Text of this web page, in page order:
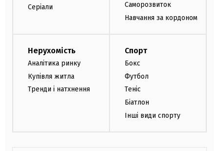
Серіали
Саморозвиток
Навчання за кордоном
Нерухомість
Аналітика ринку
Купівля житла
Тренди і натхнення
Спорт
Бокс
Футбол
Теніс
Біатлон
Інші види спорту